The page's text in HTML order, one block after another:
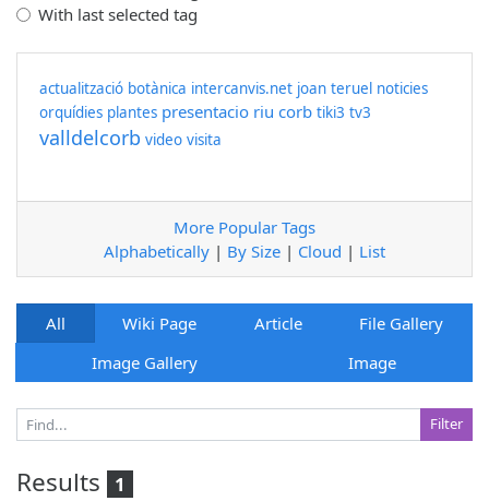
With last selected tag
actualització botànica intercanvis.net joan teruel noticies
orquídies plantes presentacio riu corb tiki3 tv3
valldelcorb video visita
More Popular Tags
Alphabetically | By Size | Cloud | List
All Wiki Page Article
File Gallery
Image Gallery
Image
Results 1